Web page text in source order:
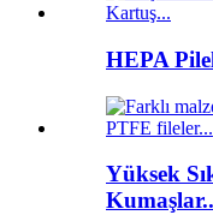
HEPA
Yüksek